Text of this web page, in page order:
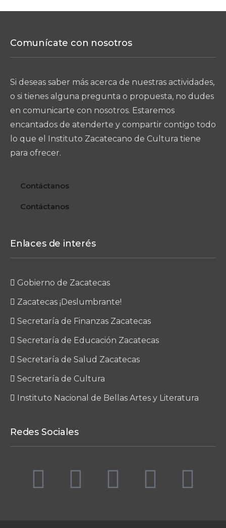
Comunícate con nosotros
Si deseas saber más acerca de nuestras actividades,
o si tienes alguna pregunta o propuesta, no dudes
en comunicarte con nosotros. Estaremos
encantados de atenderte y compartir contigo todo
lo que el Instituto Zacatecano de Cultura tiene
para ofrecer.
Contáctanos
Contáctanos
Enlaces de interés
Gobierno de Zacatecas
Zacatecas ¡Deslumbrante!
Secretaría de Finanzas Zacatecas
Secretaría de Educación Zacatecas
Secretaría de Salud Zacatecas
Secretaría de Cultura
Instituto Nacional de Bellas Artes y Literatura
Redes Sociales